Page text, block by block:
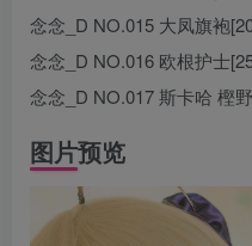
念念_D NO.015 大凤旗袍
念念_D NO.016 欧根护士
念念_D NO.017 斯卡哈 樫
图片预览